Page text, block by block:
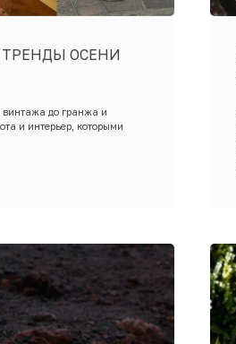
ТРЕНДЫ ОСЕНИ
винтажа до гранжа и
и интерьер, которыми